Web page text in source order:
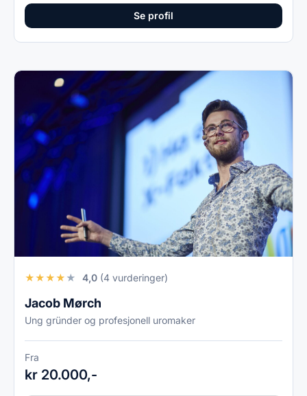
Se profil
★★★★ ★ 4,0 (4 vurderinger)
Jacob Mørch
Ung gründer og profesjonell uromaker
Fra
kr 20.000,-